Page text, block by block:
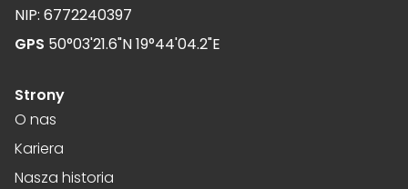
NIP: 6772240397
GPS 50°03'21.6"N 19°44'04.2"E
Strony
O nas
Kariera
Nasza historia